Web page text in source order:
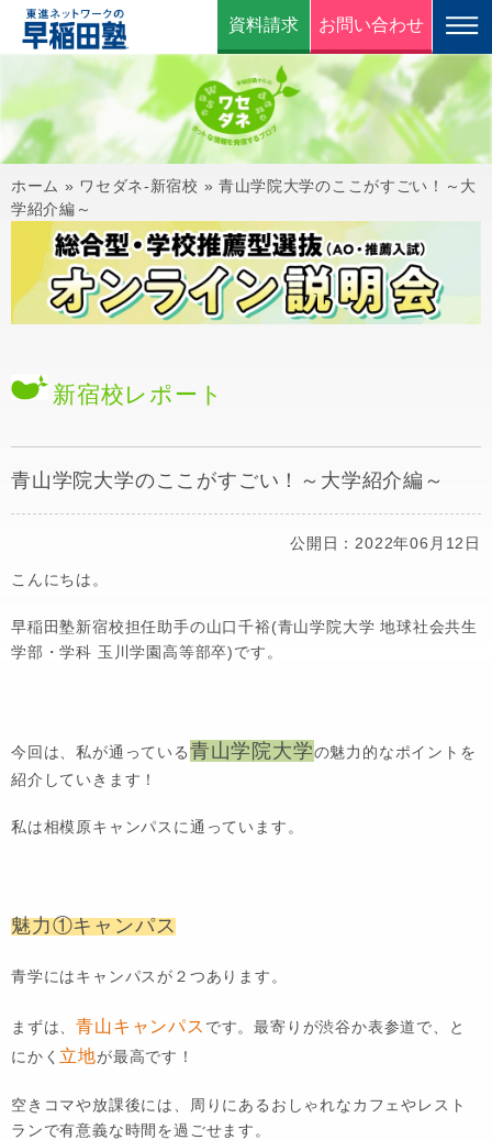
資料請求 お問い合わせ
ホーム » ワセダネ-新宿校 » 青山学院大学のここがすごい！～大
学紹介編～
新宿校レポート
青山学院大学のここがすごい！～大学紹介編～
公開日：2022年06月12日
こんにちは。
早稲田塾新宿校担任助手の山口千裕(青山学院大学 地球社会共生
学部・学科 玉川学園高等部卒)です。
今回は、私が通っている青山学院大学の魅力的なポイントを
紹介していきます！
私は相模原キャンパスに通っています。
魅力①キャンパス
青学にはキャンパスが２つあります。
まずは、青山キャンパス です。最寄りが渋谷か表参道で、と
にかく 立地が最高です！
空きコマや放課後には、周りにあるおしゃれなカフェやレスト
ランで有意義な時間を過ごせます。